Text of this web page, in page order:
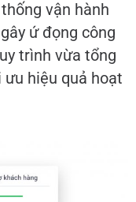
vận hành
ứ đọng công
trình vừa tổng
hiệu quả hoạt